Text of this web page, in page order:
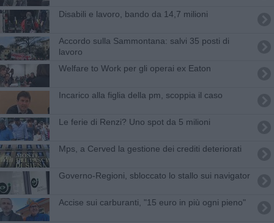
Disabili e lavoro, bando da 14,7 milioni
Accordo sulla Sammontana: salvi 35 posti di
lavoro
Welfare to Work per gli operai ex Eaton
Incarico alla figlia della pm, scoppia il caso
Le ferie di Renzi? Uno spot da 5 milioni
Mps, a Cerved la gestione dei crediti deteriorati
Governo-Regioni, sbloccato lo stallo sui navigator
Accise sui carburanti, "15 euro in più ogni pieno"